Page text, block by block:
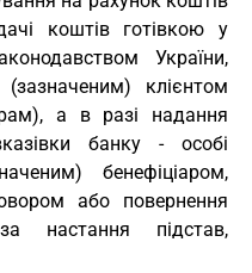
коштів готівкою у
України,
клієнтом
а в разі надання
банку - особі
бенефіціаром,
або повернення
настання підстав,